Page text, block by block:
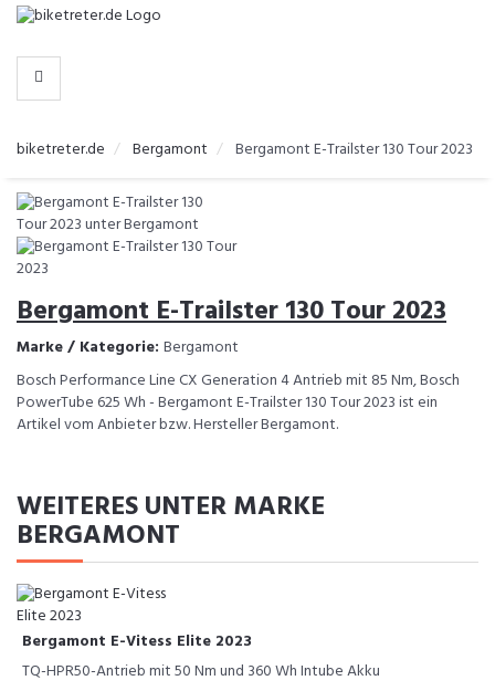
-
HERSTELLER
biketreter.de Bergamont Bergamont E-Trailster 130 Tour 2023
Bergamont E-Trailster 130 Tour 2023
Marke / Kategorie: Bergamont
Bosch Performance Line CX Generation 4 Antrieb mit 85 Nm, Bosch
PowerTube 625 Wh - Bergamont E-Trailster 130 Tour 2023 ist ein
Artikel vom Anbieter bzw. Hersteller Bergamont.
WEITERES UNTER MARKE
BERGAMONT
Bergamont E-Vitess Elite 2023
TQ-HPR50-Antrieb mit 50 Nm und 360 Wh Intube Akku